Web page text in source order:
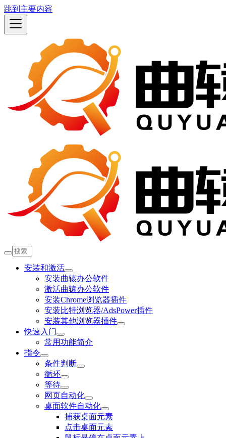
跳到主要内容
安装和激活
安装曲辕办公软件
激活曲辕办公软件
安装Chrome浏览器插件
安装比特浏览器/AdsPower插件
安装其他浏览器插件
快速入门
常用功能简介
指令
条件判断
循环
等待
网页自动化
桌面软件自动化
捕获桌面元素
点击桌面元素